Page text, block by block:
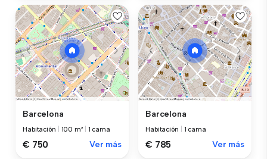
Barcelona
Habitación 100 m² 1 cama
€ 750 Ver más
Barcelona
Habitación 1 cama
€ 785 Ver más